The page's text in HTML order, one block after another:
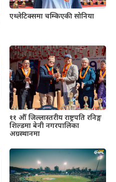
एथ्लेटिक्समा चम्किएकी सोनिया
११ औँ जिल्लास्तरीय राष्ट्रपति रनिङ्ग
शिल्डमा बेनी नगरपालिका
अग्रस्थानमा